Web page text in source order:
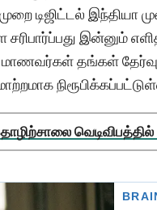
டிஜிட்டல் இந்தியா
சரிபார்ப்பது இன்னும்
தங்கள் தேர்வு
வெடிவிபத்தில்